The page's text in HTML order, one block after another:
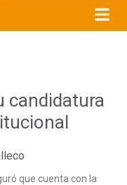
candidatura
que cuenta con la